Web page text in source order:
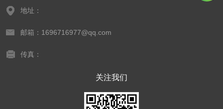
地址：
邮箱：1696716977@qq.com
传真：
关注我们